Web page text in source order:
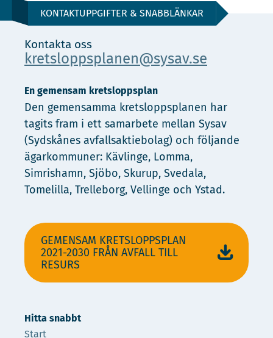
KONTAKTUPPGIFTER & SNABBLÄNKAR
Kontakta oss
kretsloppsplanen@sysav.se
En gemensam kretsloppsplan
Den gemensamma kretsloppsplanen har
tagits fram i ett samarbete mellan Sysav
(Sydskånes avfallsaktiebolag) och följande
ägarkommuner: Kävlinge, Lomma,
Simrishamn, Sjöbo, Skurup, Svedala,
Tomelilla, Trelleborg, Vellinge och Ystad.
GEMENSAM KRETSLOPPSPLAN
2021-2030 FRÅN AVFALL TILL
RESURS
Hitta snabbt
Start